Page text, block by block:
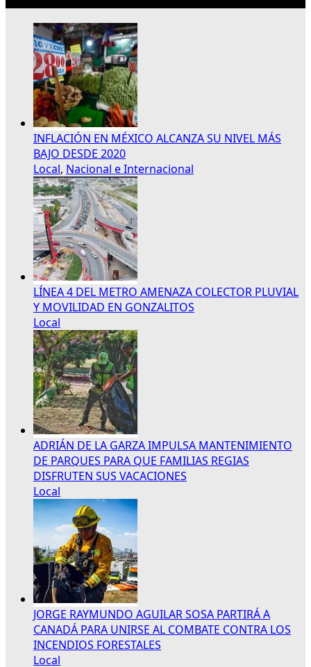
INFLACIÓN EN MÉXICO ALCANZA SU NIVEL MÁS
BAJO DESDE 2020
Local, Nacional e Internacional
LÍNEA 4 DEL METRO AMENAZA COLECTOR PLUVIAL
Y MOVILIDAD EN GONZALITOS
Local
ADRIÁN DE LA GARZA IMPULSA MANTENIMIENTO
DE PARQUES PARA QUE FAMILIAS REGIAS
DISFRUTEN SUS VACACIONES
Local
JORGE RAYMUNDO AGUILAR SOSA PARTIRÁ A
CANADÁ PARA UNIRSE AL COMBATE CONTRA LOS
INCENDIOS FORESTALES
Local